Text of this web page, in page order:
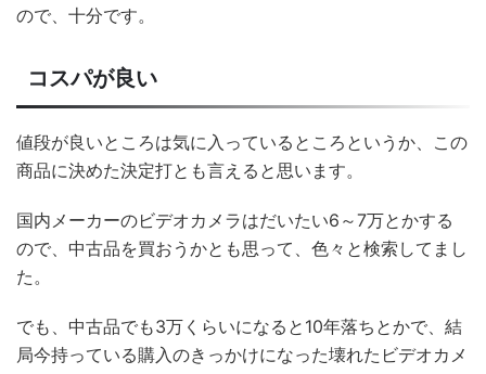
ので、十分です。
コスパが良い
値段が良いところは気に入っているところというか、この
商品に決めた決定打とも言えると思います。
国内メーカーのビデオカメラはだいたい6～7万とかする
ので、中古品を買おうかとも思って、色々と検索してまし
た。
でも、中古品でも3万くらいになると10年落ちとかで、結
局今持っている購入のきっかけになった壊れたビデオカメ